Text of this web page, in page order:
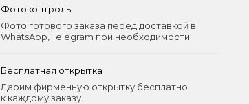
Фотоконтроль
Фото готового заказа перед доставкой в
WhatsApp, Telegram при необходимости.
Бесплатная открытка
Дарим фирменную открытку бесплатно
к каждому заказу.